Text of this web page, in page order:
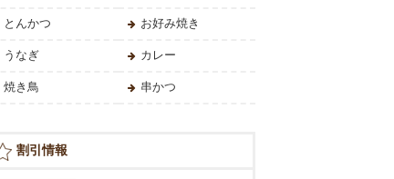
とんかつ お好み焼き
うなぎ カレー
焼き鳥 串かつ
割引情報